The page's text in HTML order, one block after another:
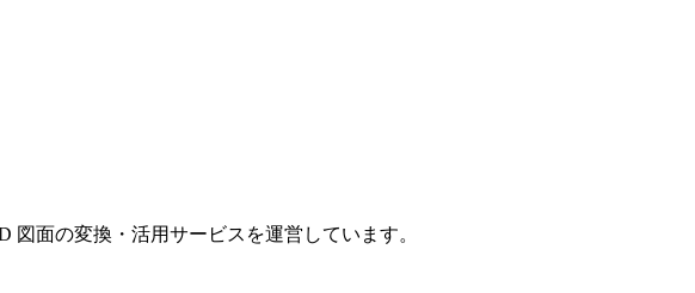
面の変換・活用サービスを運営しています。